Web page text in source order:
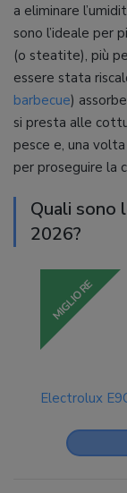
a eliminare
sono l’ideale per
(o steatite), più
essere stata
barbecue)
si presta alle
pesce e, una
per proseguire la
Quali sono
2026?
MIGLIORE
Electrolux